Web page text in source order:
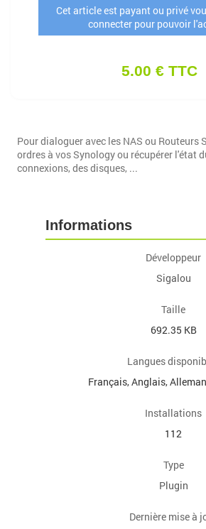
Cet article est payant ou privé
connecter pour pouvoir
5.00 € TTC
Pour dialoguer avec les NAS ou Routeurs
ordres à vos Synology ou récupérer l'état
connexions, des disques, ...
Informations
Développeur
Sigalou
Taille
692.35 KB
Langues
Français, Anglais,
Installations
112
Type
Plugin
Dernière mise à